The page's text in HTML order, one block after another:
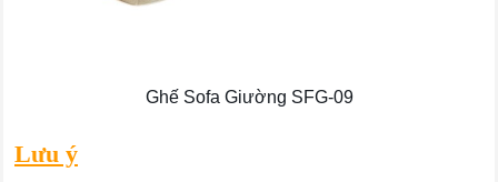
Ghế Sofa Giường SFG-09
Lưu ý